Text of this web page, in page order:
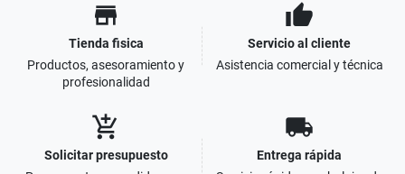
store
Tienda fisica
Productos, asesoramiento y
profesionalidad
thumb_up
Servicio al cliente
Asistencia comercial y técnica
add_shopping_cart
Solicitar presupuesto
local_shipping
Entrega rápida